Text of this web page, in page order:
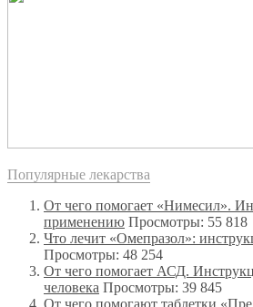
Популярные лекарства
От чего помогает «Нимесил».
применению Просмотры: 55 818
Что лечит «Омепразол»:
Просмотры: 48 254
От чего помогает АСД.
человека Просмотры: 39 845
От чего помогают таблетки